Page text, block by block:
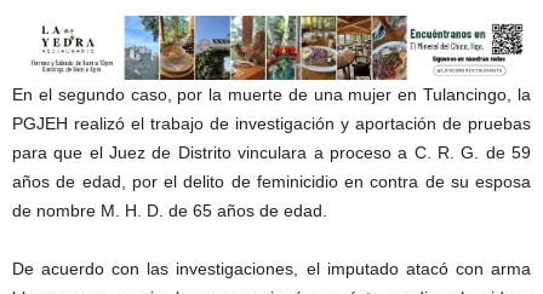
En el segundo caso, por la muerte de una mujer en Tulancingo, la
PGJEH realizó el trabajo de investigación y aportación de pruebas
para que el Juez de Distrito vinculara a proceso a C. R. G. de 59
años de edad, por el delito de feminicidio en contra de su esposa
de nombre M. H. D. de 65 años de edad.
De acuerdo con las investigaciones, el imputado atacó con arma